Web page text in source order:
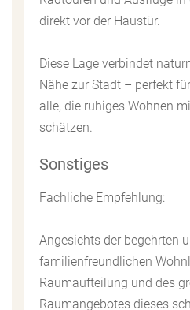
direkt vor der Haustür.
Diese Lage verbindet
Nähe zur Stadt – perfekt
alle, die ruhiges Wohnen
schätzen.
Sonstiges
Fachliche Empfehlung:
Angesichts der begehrten
familienfreundlichen
Raumaufteilung und des
Raumangebotes dieses